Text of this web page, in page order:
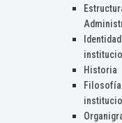
Identidad
Historia
Filosofía